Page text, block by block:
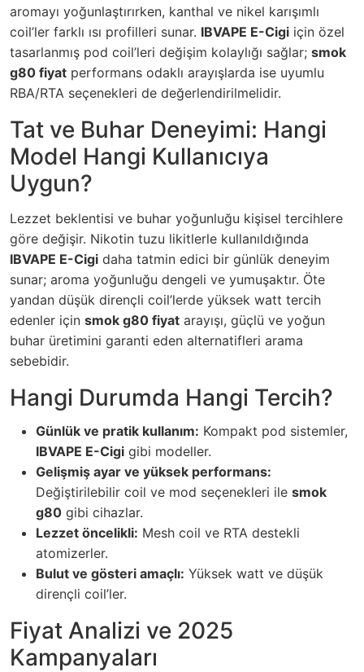
aromayı yoğunlaştırırken, kanthal ve nikel karışımlı
coil’ler farklı ısı profilleri sunar. IBVAPE E-Cigi için özel
tasarlanmış pod coil’leri değişim kolaylığı sağlar; smok
g80 fiyat performans odaklı arayışlarda ise uyumlu
RBA/RTA seçenekleri de değerlendirilmelidir.
Tat ve Buhar Deneyimi: Hangi
Model Hangi Kullanıcıya
Uygun?
Lezzet beklentisi ve buhar yoğunluğu kişisel tercihlere
göre değişir. Nikotin tuzu likitlerle kullanıldığında
IBVAPE E-Cigi daha tatmin edici bir günlük deneyim
sunar; aroma yoğunluğu dengeli ve yumuşaktır. Öte
yandan düşük dirençli coil’lerde yüksek watt tercih
edenler için smok g80 fiyat arayışı, güçlü ve yoğun
buhar üretimini garanti eden alternatifleri arama
sebebidir.
Hangi Durumda Hangi Tercih?
Günlük ve pratik kullanım: Kompakt pod sistemler,
IBVAPE E-Cigi gibi modeller.
Gelişmiş ayar ve yüksek performans:
Değiştirilebilir coil ve mod seçenekleri ile smok
g80 gibi cihazlar.
Lezzet öncelikli: Mesh coil ve RTA destekli
atomizerler.
Bulut ve gösteri amaçlı: Yüksek watt ve düşük
dirençli coil’ler.
Fiyat Analizi ve 2025
Kampanyaları